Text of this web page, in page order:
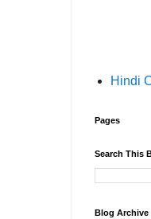
Hindi
Pages
Search This
Blog Archive